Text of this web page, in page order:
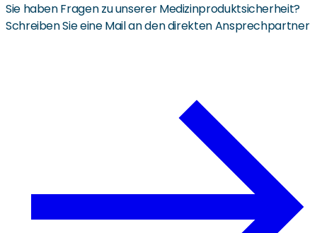
Sie haben Fragen zu unserer Medizinproduktsicherheit?
Schreiben Sie eine Mail an den direkten Ansprechpartner